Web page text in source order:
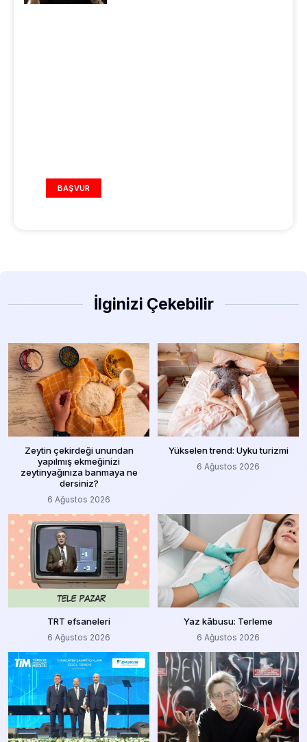
BAŞVUR
İlginizi Çekebilir
Zeytin çekirdeği unundan
yapılmış ekmeğinizi
zeytinyağınıza banmaya ne
dersiniz?
6 Ağustos 2026
Yükselen trend: Uyku turizmi
6 Ağustos 2026
TRT efsaneleri
6 Ağustos 2026
Yaz kâbusu: Terleme
6 Ağustos 2026